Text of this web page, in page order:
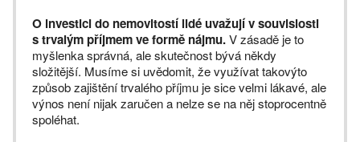
O investici do nemovitostí lidé uvažují v souvislosti
s trvalým příjmem ve formě nájmu.V zásadě je to
myšlenka správná, ale skutečnost bývá někdy
složitější. Musíme si uvědomit, že využívat takovýto
způsob zajištění trvalého příjmu je sice velmi lákavé, ale
výnos není nijak zaručen a nelze se na něj stoprocentně
spoléhat.